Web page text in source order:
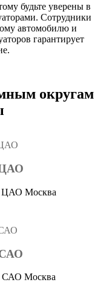
будьте уверены в
Сотрудники
автомобилю и
гарантирует
округам
ЦАО
ЦАО Москва
САО
САО Москва